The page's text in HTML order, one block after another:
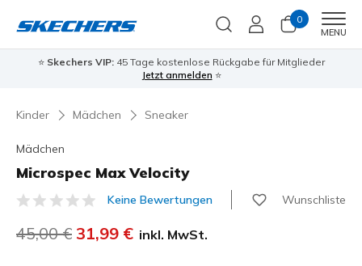
0
MENU
⭐ Skechers VIP:45 Tage kostenlose Rückgabe für Mitglieder
Jetzt anmelden ⭐
Kinder Mädchen Sneaker
Mädchen
Microspec Max Velocity
3,4 von 5 Kundenbewertungen
Keine Bewertungen Wunschliste
Reduziert von
45,00 € auf
31,99 € inkl. MwSt.